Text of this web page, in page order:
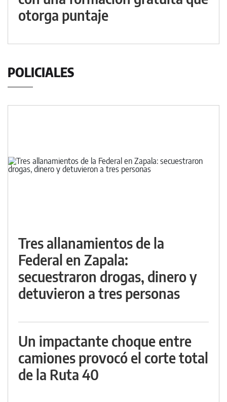
otorga puntaje
POLICIALES
Tres allanamientos de la
Federal en Zapala:
secuestraron drogas, dinero y
detuvieron a tres personas
Un impactante choque entre
camiones provocó el corte total
de la Ruta 40